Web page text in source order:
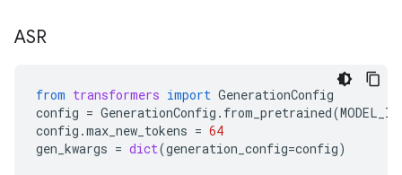
Stream #0:0(eng): Audio: opus, 48000 Hz, mono,
Stream mapping:
Output #0, wav, to '/content/recording.wav':
  Metadata:
    ISFT            : Lavf58.76.100
Stream #0:0(eng): Audio: pcm_s16le
ASR
from transformers import GenerationConfig
config = GenerationConfig . from_pretrained(MODEL_ID
config .max_new_tokens = 64
gen_kwargs = dict(generation_config=config)